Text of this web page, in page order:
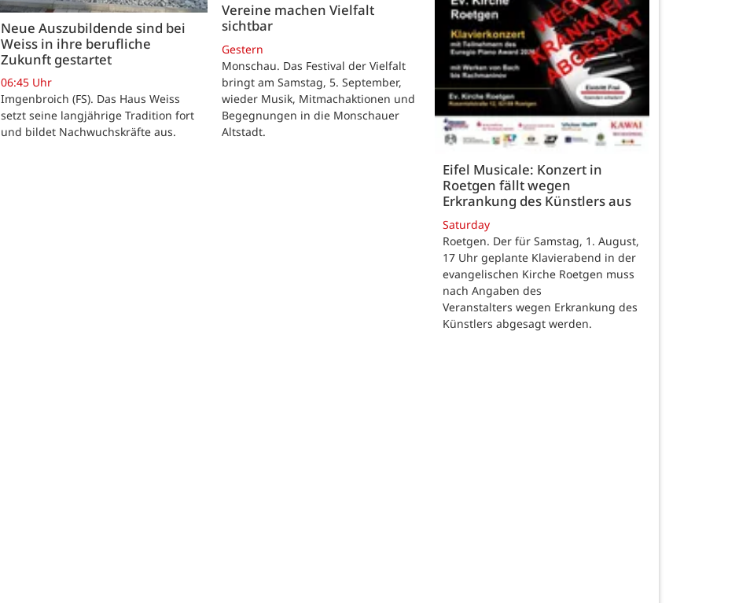
Neue Auszubildende sind bei
Weiss in ihre berufliche
Zukunft gestartet
06:45 Uhr
Imgenbroich (FS). Das Haus Weiss
setzt seine langjährige Tradition fort
und bildet Nachwuchskräfte aus.
Vereine machen Vielfalt
sichtbar
Gestern
Monschau. Das Festival der Vielfalt
bringt am Samstag, 5. September,
wieder Musik, Mitmachaktionen und
Begegnungen in die Monschauer
Altstadt.
Eifel Musicale: Konzert in
Roetgen fällt wegen
Erkrankung des Künstlers aus
Saturday
Roetgen. Der für Samstag, 1. August,
17 Uhr geplante Klavierabend in der
evangelischen Kirche Roetgen muss
nach Angaben des
Veranstalters wegen Erkrankung des
Künstlers abgesagt werden.